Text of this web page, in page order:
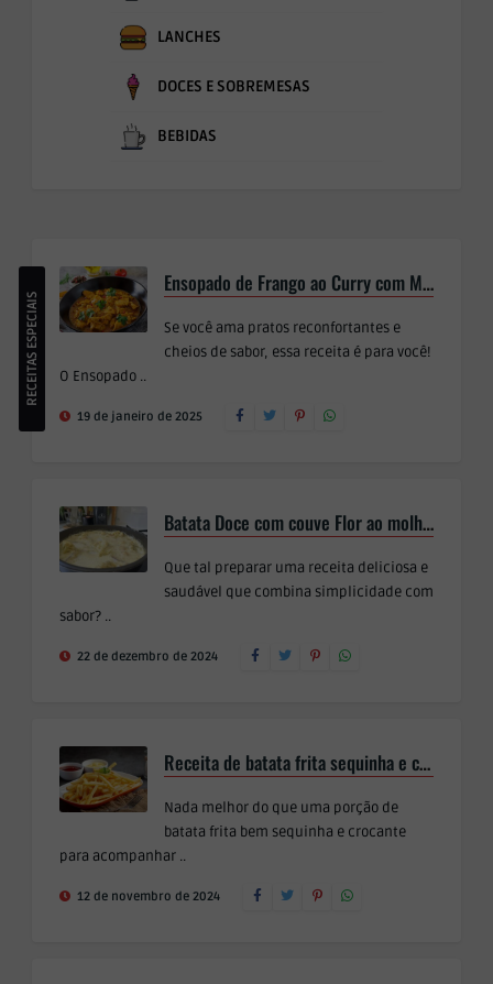
LANCHES
DOCES E SOBREMESAS
BEBIDAS
RECEITAS ESPECIAIS
Ensopado de Frango ao Curry com Missô
Se você ama pratos reconfortantes e
cheios de sabor, essa receita é para você!
O Ensopado ..
19 de janeiro de 2025
Batata Doce com couve Flor ao molho Branco
Que tal preparar uma receita deliciosa e
saudável que combina simplicidade com
sabor? ..
22 de dezembro de 2024
Receita de batata frita sequinha e crocante
Nada melhor do que uma porção de
batata frita bem sequinha e crocante
para acompanhar ..
12 de novembro de 2024